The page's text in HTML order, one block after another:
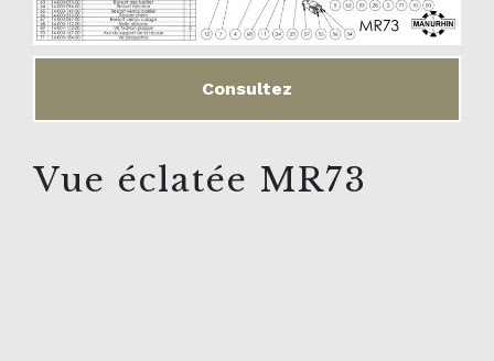
Consultez
Vue éclatée MR73